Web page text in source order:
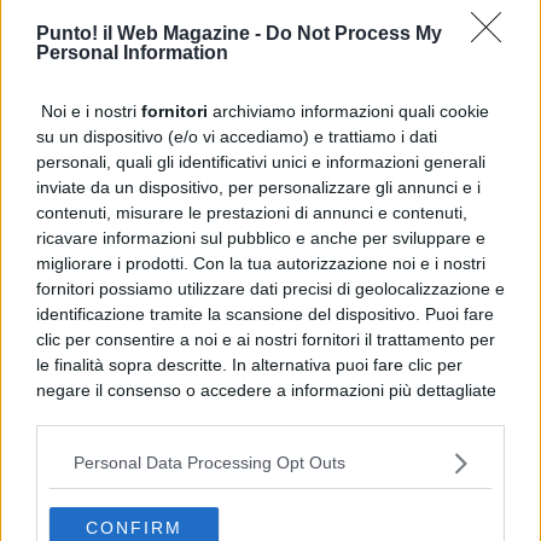
Punto! il Web Magazine - Do Not Process My
Personal Information
Noi e i nostri fornitori archiviamo informazioni quali cookie
su un dispositivo (e/o vi accediamo) e trattiamo i dati
personali, quali gli identificativi unici e informazioni generali
inviate da un dispositivo, per personalizzare gli annunci e i
contenuti, misurare le prestazioni di annunci e contenuti,
ricavare informazioni sul pubblico e anche per sviluppare e
migliorare i prodotti. Con la tua autorizzazione noi e i nostri
fornitori possiamo utilizzare dati precisi di geolocalizzazione e
identificazione tramite la scansione del dispositivo. Puoi fare
clic per consentire a noi e ai nostri fornitori il trattamento per
le finalità sopra descritte. In alternativa puoi fare clic per
negare il consenso o accedere a informazioni più dettagliate
possono non richiedere il tuo consenso, ma hai il diritto di
opporti a tale trattamento. Le tue preferenze si
applicheranno solo a questo sito web. Puoi modificare le tue
Personal Data Processing Opt Outs
CONFIRM